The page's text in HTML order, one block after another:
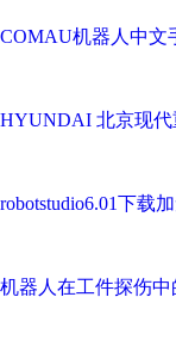
COMAU机器人中文
HYUNDAI 北京现代
robotstudio6.01下载
机器人在工件探伤中